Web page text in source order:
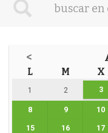
<
L M X
1 2 3
8 9 10
15 16 17